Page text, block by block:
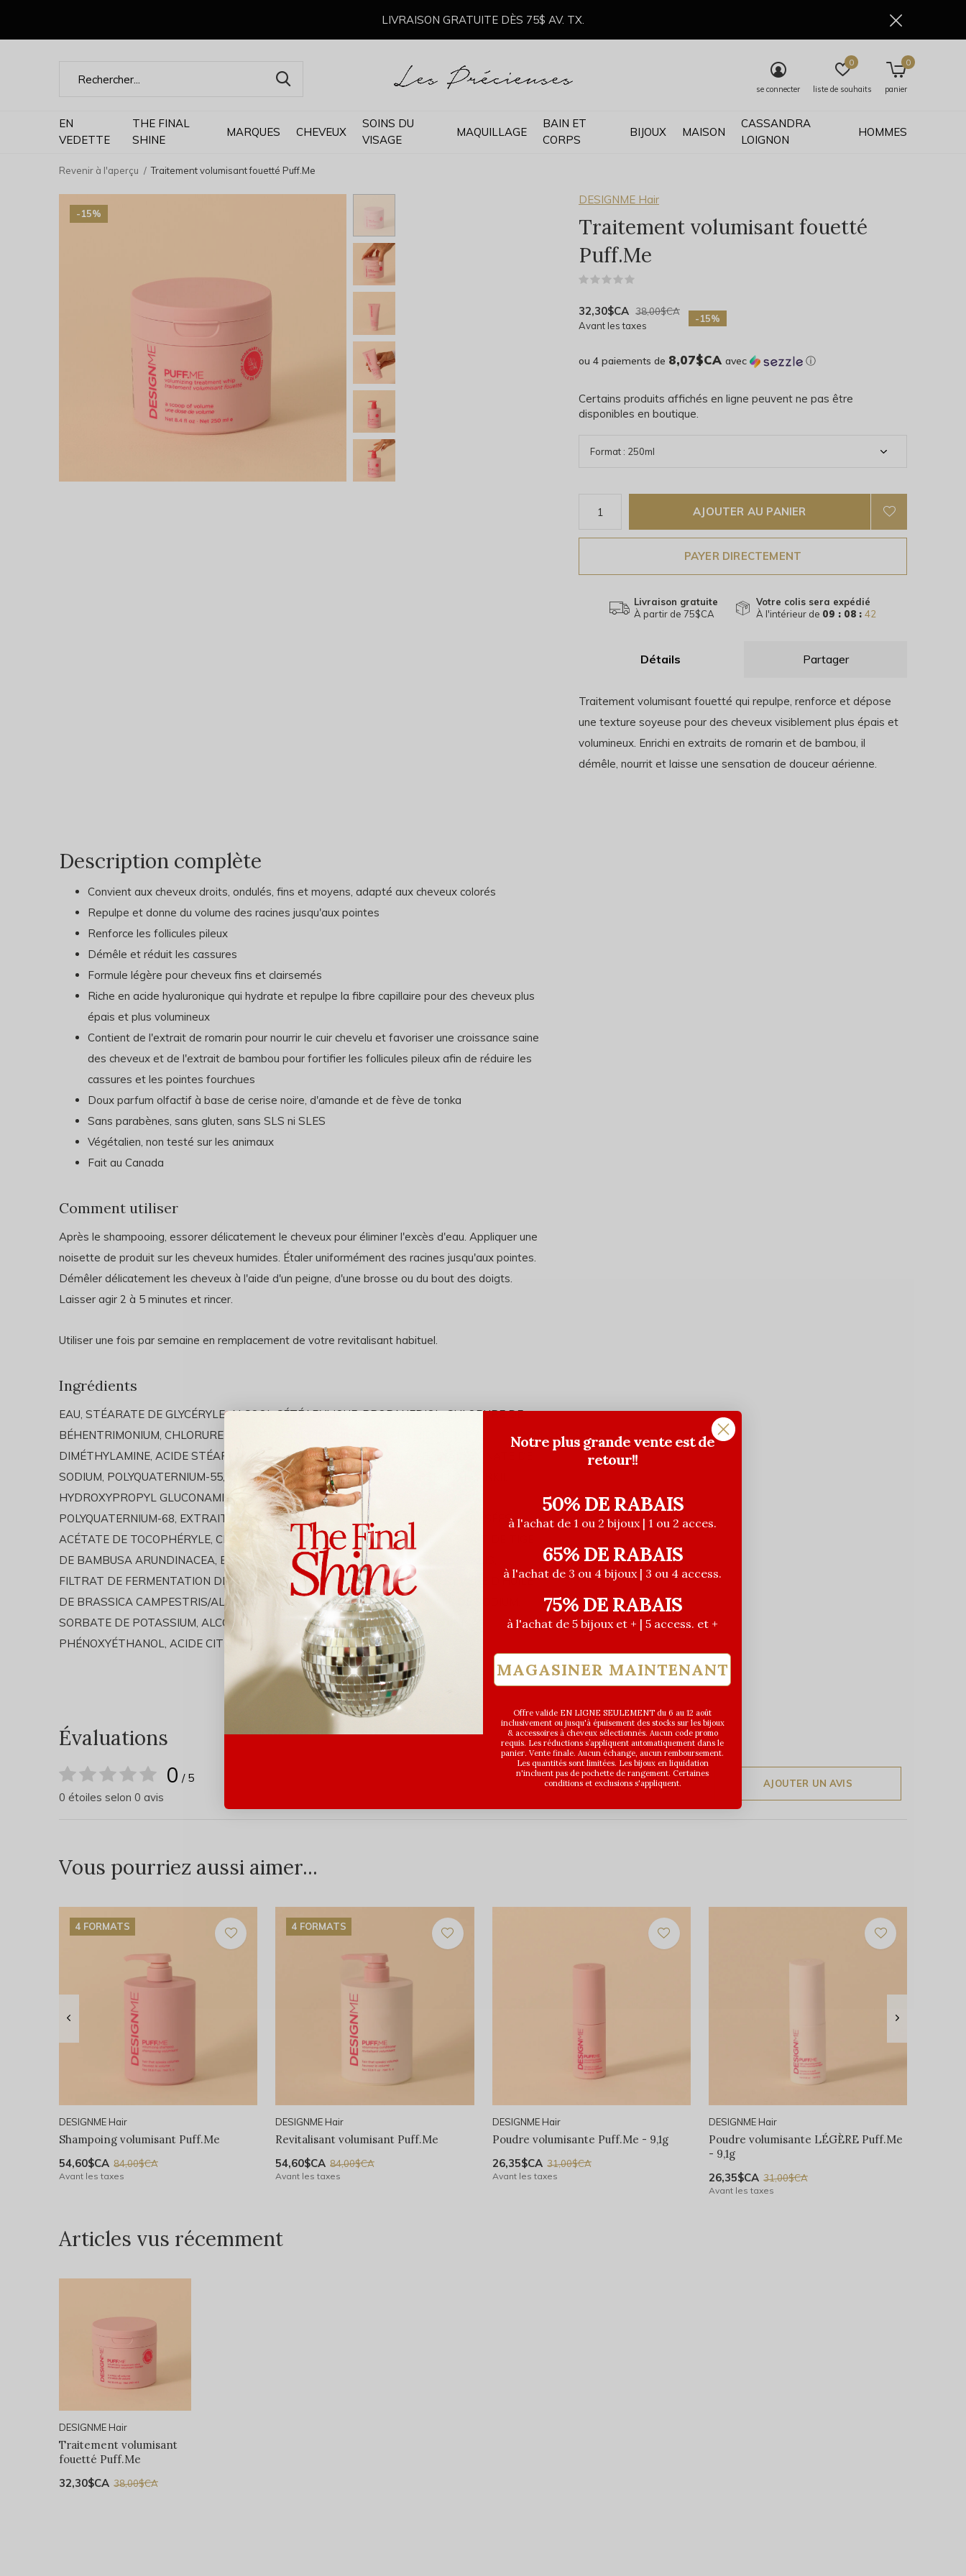
EN
VEDETTE
THE FINAL
SHINE
MARQUES CHEVEUX
SOINS DU
VISAGE
MAQUILLAGE
BAIN ET
CORPS
BIJOUX MAISON
CASSANDRA
LOIGNON
HOMMES
se connecter liste de souhaits
0
panier
0
LIVRAISON GRATUITE DÈS 75$ AV. TX.
Revenir à l'aperçu Traitement volumisant fouetté Puff.Me
-15%
DESIGNME Hair
Traitement volumisant fouetté
Puff.Me
32,30$CA 38,00$CA
Avant les taxes
-15%
ou 4 paiements de 8,07$CA avec ⓘ
Certains produits affichés en ligne peuvent ne pas être
disponibles en boutique.
AJOUTER AU PANIER
PAYER DIRECTEMENT
Livraison gratuite
À partir de 75$CA
Votre colis sera expédié
À l'intérieur de 09 : 08 : 41
Détails Partager
Traitement volumisant fouetté qui repulpe, renforce et dépose
une texture soyeuse pour des cheveux visiblement plus épais et
volumineux. Enrichi en extraits de romarin et de bambou, il
démêle, nourrit et laisse une sensation de douceur aérienne.
Description complète
Convient aux cheveux droits, ondulés, fins et moyens, adapté aux cheveux colorés
Repulpe et donne du volume des racines jusqu'aux pointes
Renforce les follicules pileux
Démêle et réduit les cassures
Formule légère pour cheveux fins et clairsemés
Riche en acide hyaluronique qui hydrate et repulpe la fibre capillaire pour des cheveux plus
épais et plus volumineux
Contient de l'extrait de romarin pour nourrir le cuir chevelu et favoriser une croissance saine
des cheveux et de l'extrait de bambou pour fortifier les follicules pileux afin de réduire les
cassures et les pointes fourchues
Doux parfum olfactif à base de cerise noire, d'amande et de fève de tonka
Sans parabènes, sans gluten, sans SLS ni SLES
Végétalien, non testé sur les animaux
Fait au Canada
Comment utiliser
Après le shampooing, essorer délicatement le cheveux pour éliminer l'excès d'eau. Appliquer une
noisette de produit sur les cheveux humides. Étaler uniformément des racines jusqu'aux pointes.
Démêler délicatement les cheveux à l'aide d'un peigne, d'une brosse ou du bout des doigts.
Laisser agir 2 à 5 minutes et rincer.
Utiliser une fois par semaine en remplacement de votre revitalisant habituel.
Ingrédients
EAU, STÉARATE DE GLYCÉRYLE, ALCOOL CÉTÉARYLIQUE, PROPANEDIOL, CHLORURE DE
BÉHENTRIMONIUM, CHLORURE DE DISTÉARYLDIMONIUM, STÉARAMIDOPROPYL
DIMÉTHYLAMINE, ACIDE STÉARIQUE, PARFUM, LAURATE D’ISOAMYLE, HYALURONATE DE
SODIUM, POLYQUATERNIUM-55, PANTHÉNOL, BEURRE DE BUTYROSPERMUM PARKII,
HYDROXYPROPYL GLUCONAMIDE, GLUCONATE D’HYDROXYPROPYLAMMONIUM,
POLYQUATERNIUM-68, EXTRAIT DE GRAINES D’ADANSONIA DIGITATA HYDROLYSÉES,
ACÉTATE DE TOCOPHÉRYLE, CHLORURE DE CÉTRIMONIUM, GLYCÉRINE, EXTRAIT DE TIGE
DE BAMBUSA ARUNDINACEA, EXTRAIT DE FEUILLE DE ROSMARINUS OFFICINALIS,
FILTRAT DE FERMENTATION DE RACINE DE LEUCONOSTOC/RADIS, COPOLYMÈRE D’HUILE
DE BRASSICA CAMPESTRIS/ALEURITES FORDII, TOCOPHÉROL, BENZOATE DE SODIUM,
SORBATE DE POTASSIUM, ALCOOL ISOPROPYLIQUE, ÉTHYLHEXYLGLYCÉRINE,
PHÉNOXYÉTHANOL, ACIDE CITRIQUE, CI 1720
Évaluations
0 / 5
0 étoiles selon 0 avis
AJOUTER UN AVIS
Vous pourriez aussi aimer...
4 FORMATS
DESIGNME Hair
Shampoing volumisant Puff.Me
54,60$CA 84,00$CA
Avant les taxes
4 FORMATS
DESIGNME Hair
Revitalisant volumisant Puff.Me
54,60$CA 84,00$CA
Avant les taxes
DESIGNME Hair
Poudre volumisante Puff.Me - 9,1g
26,35$CA 31,00$CA
Avant les taxes
DESIGNME Hair
Poudre volumisante LÉGÈRE Puff.Me
- 9,1g
26,35$CA 31,00$CA
Avant les taxes
Articles vus récemment
DESIGNME Hair
Traitement volumisant
fouetté Puff.Me
32,30$CA 38,00$CA
Notre plus grande vente est de
retour!!
50% DE RABAIS
à l'achat de 1 ou 2 bijoux | 1 ou 2 acces.
65% DE RABAIS
à l'achat de 3 ou 4 bijoux | 3 ou 4 access.
75% DE RABAIS
à l'achat de 5 bijoux et + | 5 access. et +
MAGASINER MAINTENANT
Offre valide EN LIGNE SEULEMENT du 6 au 12 août
inclusivement ou jusqu'à épuisement des stocks sur les bijoux
& accessoires à cheveux sélectionnés. Aucun code promo
requis. Les réductions s’appliquent automatiquement dans le
panier. Vente finale. Aucun échange, aucun remboursement.
Les quantités sont limitées. Les bijoux en liquidation
n'incluent pas de pochette de rangement. Certaines
conditions et exclusions s'appliquent.